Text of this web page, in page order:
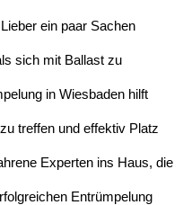
ein paar Sachen
sich mit Ballast zu
in Wiesbaden hilft
treffen und effektiv Platz
Experten ins Haus, die
Entrümpelung